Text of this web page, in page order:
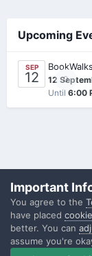
Upcoming
SEP
12 0
12
Until 6:00
Important
You agree to the
have placed
better. You can
assume you're